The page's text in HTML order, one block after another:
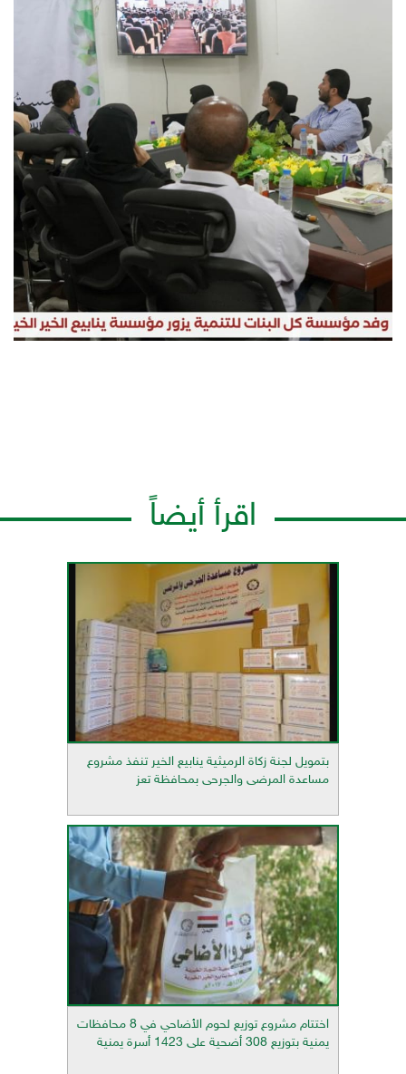
اقرأ أيضاً
بتمويل لجنة زكاة الرميثية ينابيع الخير تنفذ مشروع
مساعدة المرضى والجرحى بمحافظة تعز
اختتام مشروع توزيع لحوم الأضاحي في 8 محافظات
يمنية بتوزيع 308 أضحية على 1423 أسرة يمنية